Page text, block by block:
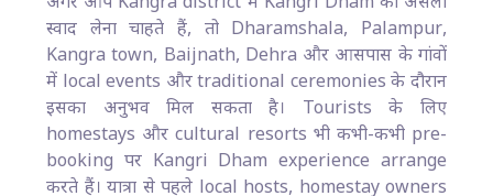
स्वाद लेना चाहते हैं, तो Dharamshala, Palampur,
Kangra town, Baijnath, Dehra और आसपास के गांवों
में local events और traditional ceremonies के दौरान
इसका अनुभव मिल सकता है। Tourists के लिए
homestays और cultural resorts भी कभी-कभी pre-
booking पर Kangri Dham experience arrange
करते हैं। यात्रा से पहले local hosts, homestay owners